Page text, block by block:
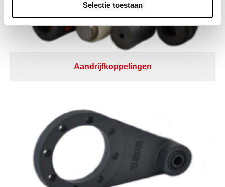
Selectie toestaan
Aandrijfkoppelingen